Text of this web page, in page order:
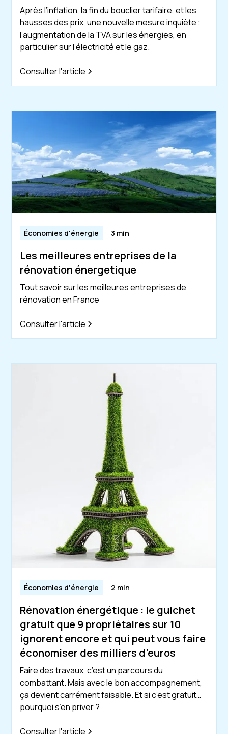
Après l’inflation, la fin du bouclier tarifaire, et les
hausses des prix, une nouvelle mesure inquiète :
l’augmentation de la TVA sur les énergies, en
particulier sur l’électricité et le gaz.
Consulter l'article
Économies d'énergie 3 min
Les meilleures entreprises de la
rénovation énergetique
Tout savoir sur les meilleures entreprises de
rénovation en France
Consulter l'article
Économies d'énergie 2 min
Rénovation énergétique : le guichet
gratuit que 9 propriétaires sur 10
ignorent encore et qui peut vous faire
économiser des milliers d’euros
Faire des travaux, c’est un parcours du
combattant. Mais avec le bon accompagnement,
ça devient carrément faisable. Et si c’est gratuit…
pourquoi s’en priver ?
Consulter l'article